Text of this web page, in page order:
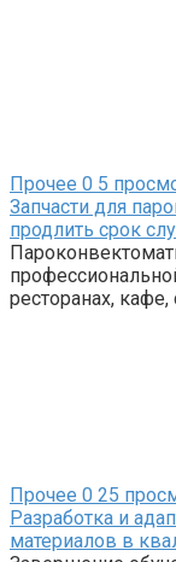
Прочее 0 5
Запчасти для
продлить срок
ресторанах,
Прочее 0 25
Разработка и
материалов в